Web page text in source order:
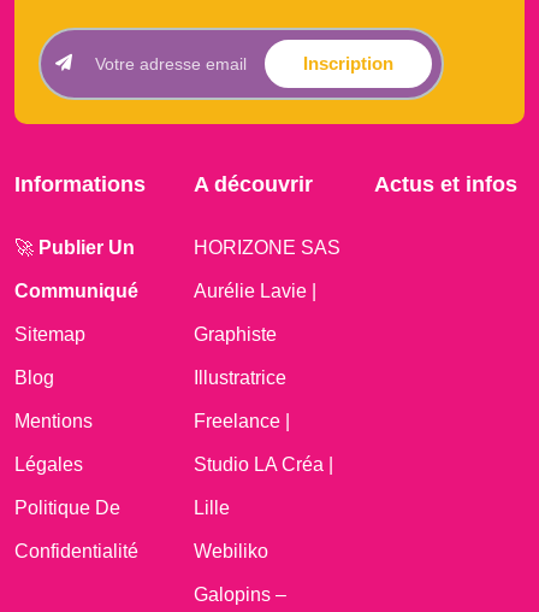
Inscription
Informations
🚀 Publier Un
Communiqué
Sitemap
Blog
Mentions
Légales
Politique De
Confidentialité
A découvrir
HORIZONE SAS
Aurélie Lavie |
Graphiste
Illustratrice
Freelance |
Studio LA Créa |
Lille
Webiliko
Galopins –
Actus et infos